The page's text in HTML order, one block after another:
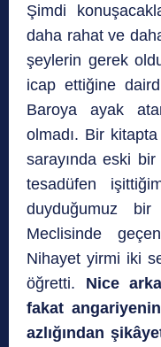
Şimdi
daha rahat ve
şeylerin gerek
icap ettiğine
Baroya ayak
olmadı. Bir
sarayında eski
tesadüfen
duyduğumuz
Meclisinde
Nihayet yirmi iki
öğretti. Nice
fakat
azlığından